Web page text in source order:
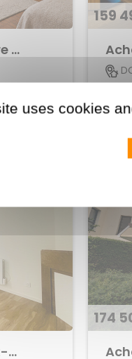
Achat Appartement centre ville
159
Achat Appartement Saint-Helier
174
uses cookies